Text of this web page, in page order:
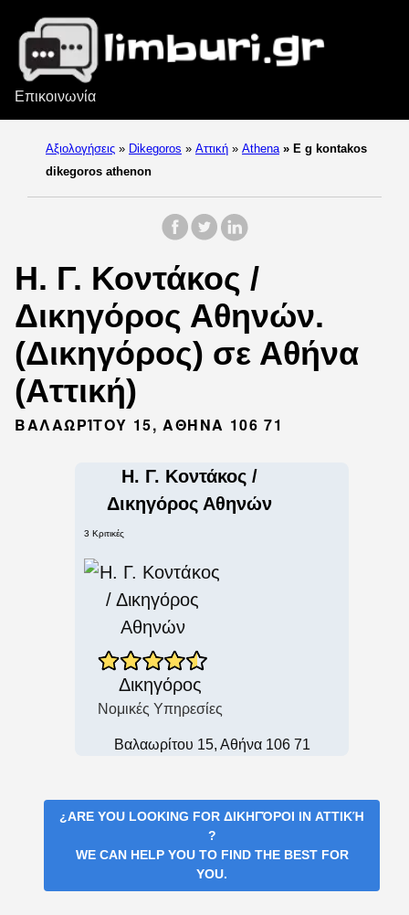
Επικοινωνία
Αξιολογήσεις » Dikegoros » Αττική » Athena » E g kontakos
dikegoros athenon
Η. Γ. Κοντάκος /
Δικηγόρος Αθηνών.
(Δικηγόρος) σε Αθήνα
(Αττική)
ΒΑΛΑΩΡΊΤΟΥ 15, ΑΘΉΝΑ 106 71
Η. Γ. Κοντάκος /
Δικηγόρος Αθηνών
3 Κριτικές
Δικηγόρος
Νομικές Υπηρεσίες
Βαλαωρίτου 15, Αθήνα 106 71
¿ARE YOU LOOKING FOR ΔΙΚΗΓΌΡΟΙ IN ΑΤΤΙΚΉ
?
WE CAN HELP YOU TO FIND THE BEST FOR
YOU.